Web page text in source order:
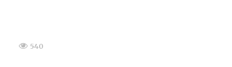
540